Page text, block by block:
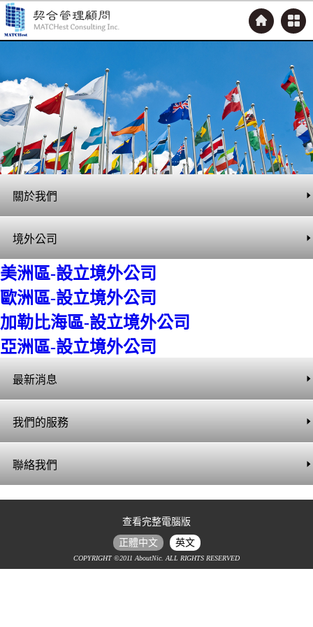
關於我們
進階知識
入門導讀
關於我們
境外公司
美洲區-設立境外公司
歐洲區-設立境外公司
加勒比海區-設立境外公司
亞洲區-設立境外公司
最新消息
課程
月刊
最新訊息
我們的服務
設立註冊境外公司
設立註冊台灣公司
聯絡我們
查看完整電腦版
正體中文
英文
COPYRIGHT ©2011 AboutNic. ALL RIGHTS RESERVED